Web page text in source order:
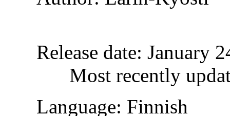
Release date: January
Most recently
Language: Finnish